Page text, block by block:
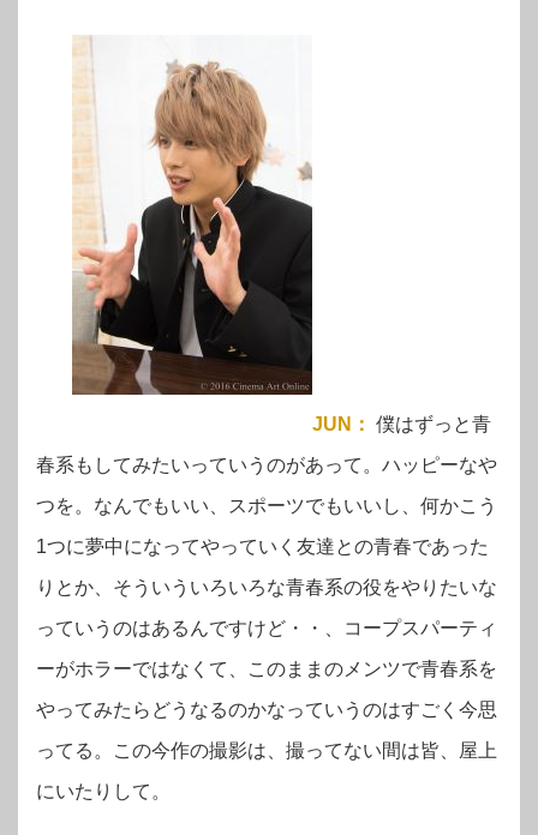
JUN ： 僕はずっと青
春系もしてみたいっていうのがあって。ハッピーなや
つを。なんでもいい、スポーツでもいいし、何かこう
1つに夢中になってやっていく友達との青春であった
りとか、そういういろいろな青春系の役をやりたいな
っていうのはあるんですけど・・、コープスパーティ
ーがホラーではなくて、このままのメンツで青春系を
やってみたらどうなるのかなっていうのはすごく今思
ってる。この今作の撮影は、撮ってない間は皆、屋上
にいたりして。